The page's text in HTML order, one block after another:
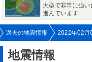
大型で非常に強
進んでいます
過去の地震情報 2022年02月
地震情報